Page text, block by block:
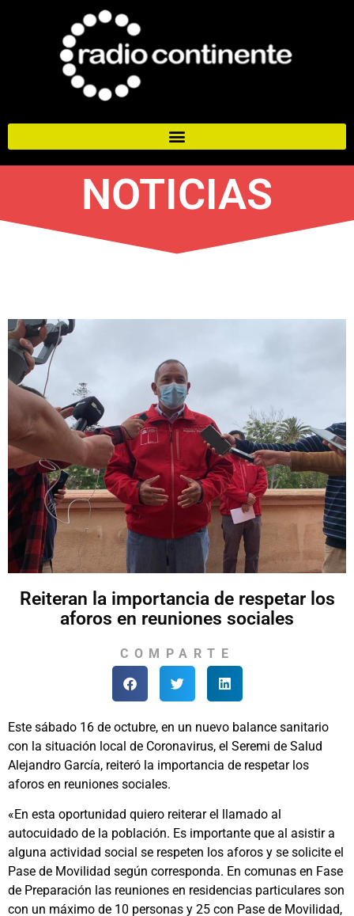
NOTICIAS
Reiteran la importancia de respetar los
aforos en reuniones sociales
COMPARTE
Este sábado 16 de octubre, en un nuevo balance sanitario
con la situación local de Coronavirus, el Seremi de Salud
Alejandro García, reiteró la importancia de respetar los
aforos en reuniones sociales.
«En esta oportunidad quiero reiterar el llamado al
autocuidado de la población. Es importante que al asistir a
alguna actividad social se respeten los aforos y se solicite el
Pase de Movilidad según corresponda. En comunas en Fase
de Preparación las reuniones en residencias particulares son
con un máximo de 10 personas y 25 con Pase de Movilidad,